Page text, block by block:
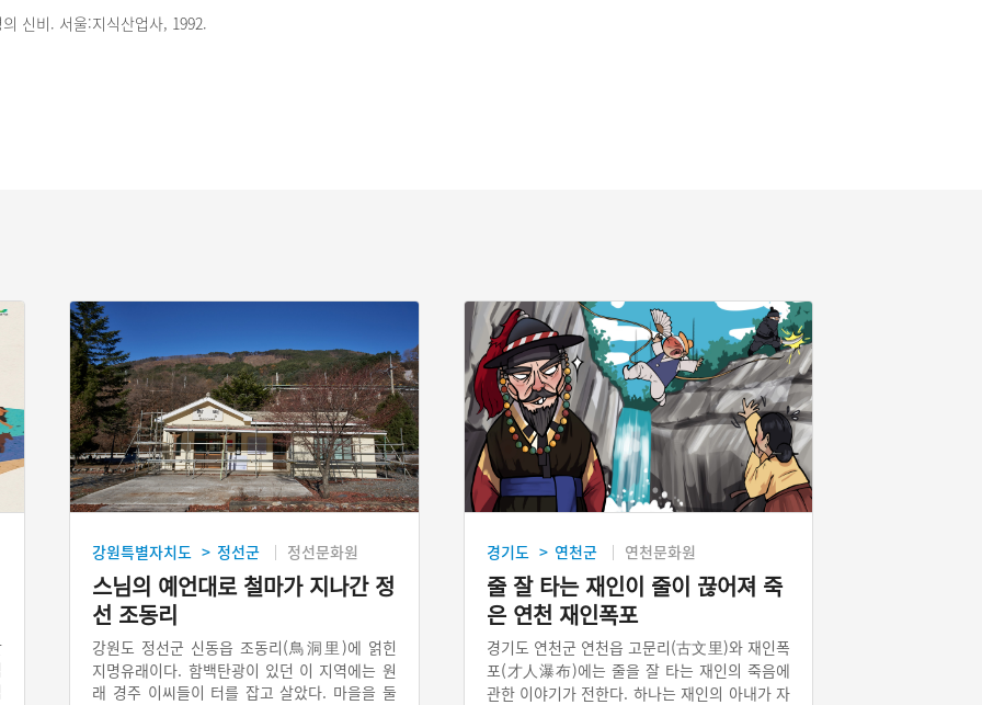
신비. 서울:지식산업사, 1992.
강원특별자치도 > 정선군 정선문화원
스님의 예언대로 철마가 지나간 정
선 조동리
강원도 정선군 신동읍 조동리(鳥洞里)에 얽힌
지명유래이다. 함백탄광이 있던 이 지역에는 원
래 경주 이씨들이 터를 잡고 살았다. 마을을 둘
경기도 > 연천군 연천문화원
줄 잘 타는 재인이 줄이 끊어져 죽
은 연천 재인폭포
경기도 연천군 연천읍 고문리(古文里)와 재인폭
포(才人瀑布)에는 줄을 잘 타는 재인의 죽음에
관한 이야기가 전한다. 하나는 재인의 아내가 자